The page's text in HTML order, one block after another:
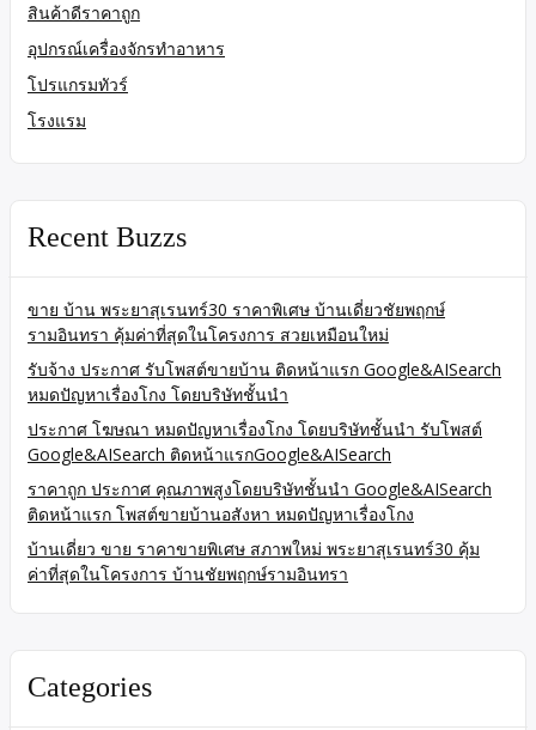
สินค้าดีราคาถูก
อุปกรณ์เครื่องจักรทำอาหาร
โปรแกรมทัวร์
โรงแรม
Recent Buzzs
ขาย บ้าน พระยาสุเรนทร์30 ราคาพิเศษ บ้านเดี่ยวชัยพฤกษ์
รามอินทรา คุ้มค่าที่สุดในโครงการ สวยเหมือนใหม่
รับจ้าง ประกาศ รับโพสต์ขายบ้าน ติดหน้าแรก Google&AISearch
หมดปัญหาเรื่องโกง โดยบริษัทชั้นนำ
ประกาศ โฆษณา หมดปัญหาเรื่องโกง โดยบริษัทชั้นนำ รับโพสต์
Google&AISearch ติดหน้าแรกGoogle&AISearch
ราคาถูก ประกาศ คุณภาพสูงโดยบริษัทชั้นนำ Google&AISearch
ติดหน้าแรก โพสต์ขายบ้านอสังหา หมดปัญหาเรื่องโกง
บ้านเดี่ยว ขาย ราคาขายพิเศษ สภาพใหม่ พระยาสุเรนทร์30 คุ้ม
ค่าที่สุดในโครงการ บ้านชัยพฤกษ์รามอินทรา
Categories